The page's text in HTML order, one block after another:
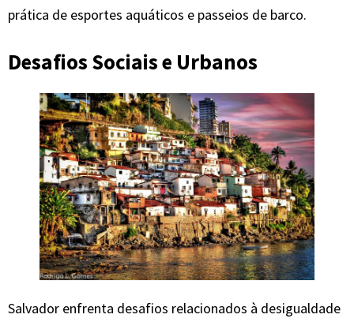
prática de esportes aquáticos e passeios de barco.
Desafios Sociais e Urbanos
Salvador enfrenta desafios relacionados à desigualdade